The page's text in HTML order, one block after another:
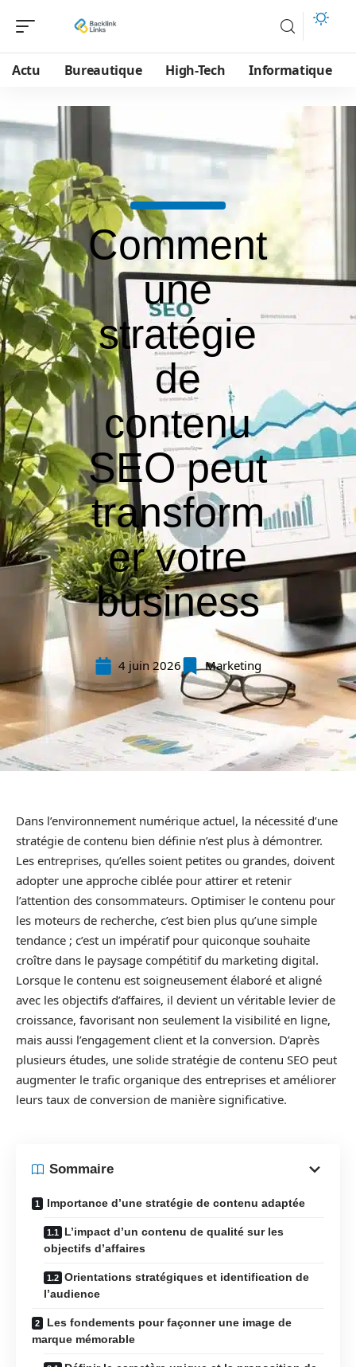
Actu Bureautique High-Tech Informatique
Comment
une
stratégie
de
contenu
SEO peut
transform
er votre
business
4 juin 2026 Marketing
Dans l’environnement numérique actuel, la nécessité d’une
stratégie de contenu bien définie n’est plus à démontrer.
Les entreprises, qu’elles soient petites ou grandes, doivent
adopter une approche ciblée pour attirer et retenir
l’attention des consommateurs. Optimiser le contenu pour
les moteurs de recherche, c’est bien plus qu’une simple
tendance ; c’est un impératif pour quiconque souhaite
croître dans le paysage compétitif du marketing digital.
Lorsque le contenu est soigneusement élaboré et aligné
avec les objectifs d’affaires, il devient un véritable levier de
croissance, favorisant non seulement la visibilité en ligne,
mais aussi l’engagement client et la conversion. D’après
plusieurs études, une solide stratégie de contenu SEO peut
augmenter le trafic organique des entreprises et améliorer
leurs taux de conversion de manière significative.
Sommaire
Importance d’une stratégie de contenu adaptée
L’impact d’un contenu de qualité sur les
objectifs d’affaires
Orientations stratégiques et identification de
l’audience
Les fondements pour façonner une image de
marque mémorable